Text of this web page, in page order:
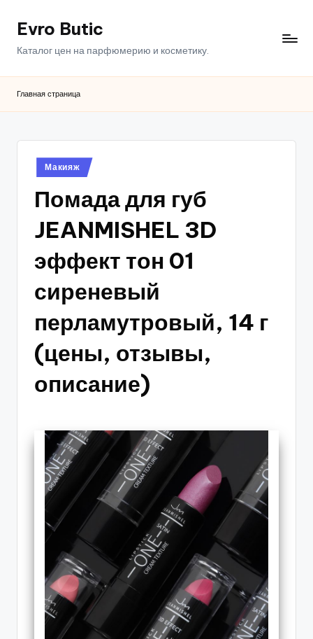
ПерейтиEvro Butic
Каталог цен на парфюмерию и косметику.
Главная страница
Опубликовано
в
Макияж
Помада для губ
JEANMISHEL 3D
эффект тон 01
сиреневый
перламутровый, 14 г
(цены, отзывы,
описание)